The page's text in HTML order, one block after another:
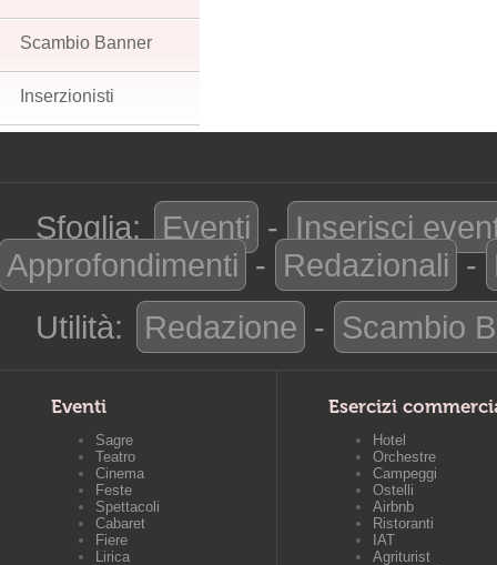
Scambio Banner
Inserzionisti
Sfoglia: Eventi - Inserisci
Approfondimenti - Redazionali -
Utilità:
Redazione - Scambio
Eventi
Sagre
Teatro
Cinema
Feste
Spettacoli
Cabaret
Fiere
Lirica
Esercizi
Hotel
Orchestre
Campeggi
Ostelli
Airbnb
Ristoranti
IAT
Agriturist